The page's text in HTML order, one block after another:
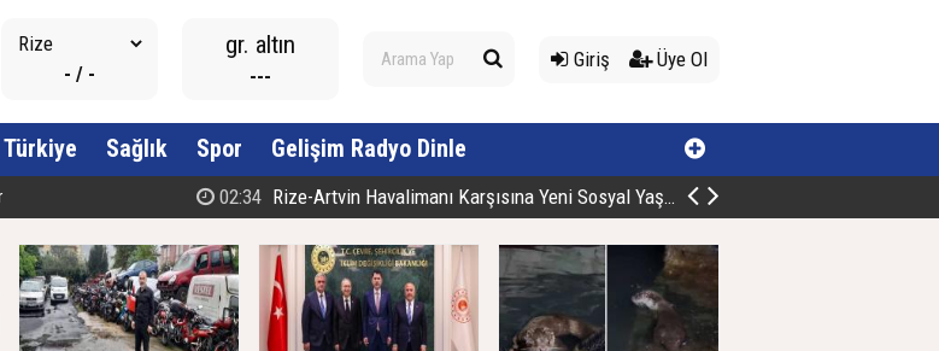
- / -
gr. altın
---
Giriş Üye Ol
Türkiye Sağlık Spor Gelişim Radyo Dinle
02:34 Rize-Artvin Havalimanı Karşısına Yeni Sosyal Yaşam Alan